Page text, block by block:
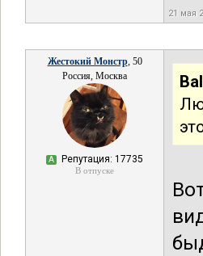
21 мая
Жестокий Монстр, 50
Россия, Москва
А Репутация: 17735
В отпуске